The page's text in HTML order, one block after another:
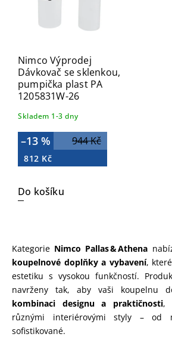
Nimco Výprodej
Dávkovač se sklenkou,
pumpička plast PA
1205831W-26
Skladem 1-3 dny
944 Kč
–13 %
812 Kč
Do košíku
Kategorie Nimco Pallas & Athena
koupelnové doplňky a vybavení,
estetiku s vysokou funkčností.
navrženy tak, aby vaši koupelnu
kombinaci designu a praktičnosti,
různými interiérovými styly – od
sofistikované.